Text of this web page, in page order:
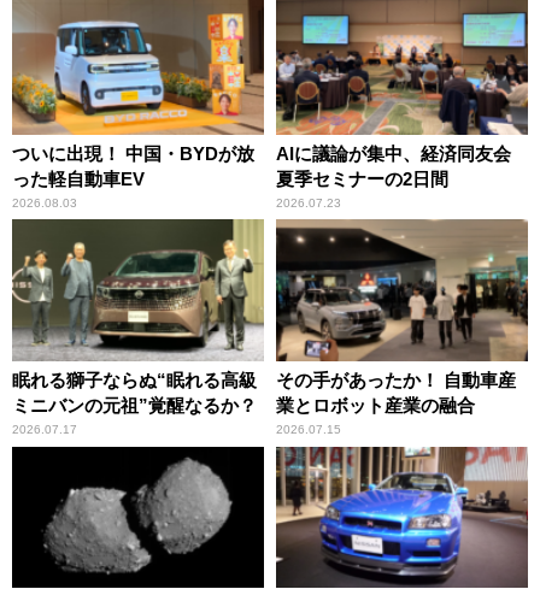
ついに出現！ 中国・BYDが放
った軽自動車EV
2026.08.03
AIに議論が集中、経済同友会
夏季セミナーの2日間
2026.07.23
眠れる獅子ならぬ“眠れる高級
ミニバンの元祖”覚醒なるか？
2026.07.17
その手があったか！ 自動車産
業とロボット産業の融合
2026.07.15